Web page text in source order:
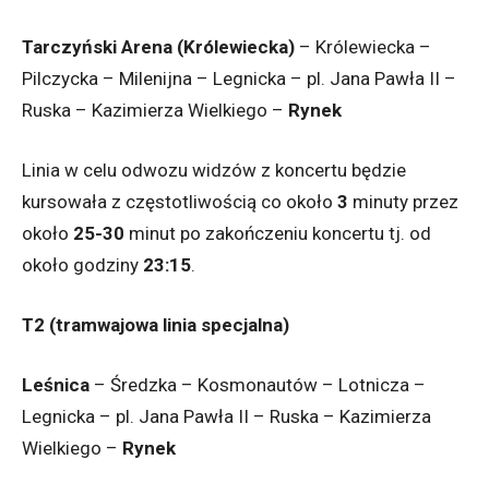
Tarczyński Arena (Królewiecka) – Królewiecka –
Pilczycka – Milenijna – Legnicka – pl. Jana Pawła II –
Ruska – Kazimierza Wielkiego – Rynek
Linia w celu odwozu widzów z koncertu będzie
kursowała z częstotliwością co około 3 minuty przez
około 25-30 minut po zakończeniu koncertu tj. od
około godziny 23:15.
T2 (tramwajowa linia specjalna)
Leśnica – Średzka – Kosmonautów – Lotnicza –
Legnicka – pl. Jana Pawła II – Ruska – Kazimierza
Wielkiego – Rynek